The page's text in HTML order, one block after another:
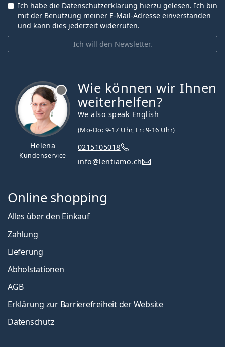
Ich will den Newsletter.
Ich habe die Datenschutzerklärung hierzu gelesen. Ich bin
mit der Benutzung meiner E-Mail-Adresse einverstanden
und kann dies jederzeit widerrufen.
Helena
Kundenservice
Wie können wir Ihnen
weiterhelfen?
We also speak English
(Mo-Do: 9-17 Uhr, Fr: 9-16 Uhr)
0215105018
info@lentiamo.ch
Online shopping
Alles über den Einkauf
Zahlung
Lieferung
Abholstationen
AGB
Erklärung zur Barrierefreiheit der Website
Datenschutz